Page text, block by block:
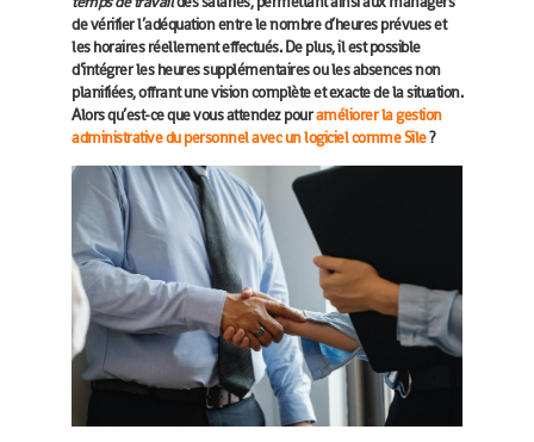
de vérifier l’adéquation entre le nombre d’heures prévues et
les horaires réellement effectués. De plus, il est possible
d’intégrer les heures supplémentaires ou les absences non
planifiées, offrant une vision complète et exacte de la situation.
Alors qu’est-ce que vous attendez pouraméliorer la gestion
administrative du personnel avec un logiciel comme Sile?